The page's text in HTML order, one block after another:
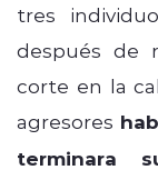
tres
después de
corte en la
agresores
terminara